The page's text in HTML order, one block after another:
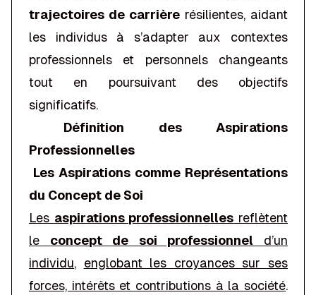
trajectoires de carrière résilientes, aidant
les individus à s’adapter aux contextes
professionnels et personnels changeants
tout en poursuivant des objectifs
significatifs.
Définition des Aspirations
Professionnelles
Les Aspirations comme Représentations
du Concept de Soi
Les aspirations professionnelles reflètent
le concept de soi professionnel d’un
individu, englobant les croyances sur ses
forces, intérêts et contributions à la société.